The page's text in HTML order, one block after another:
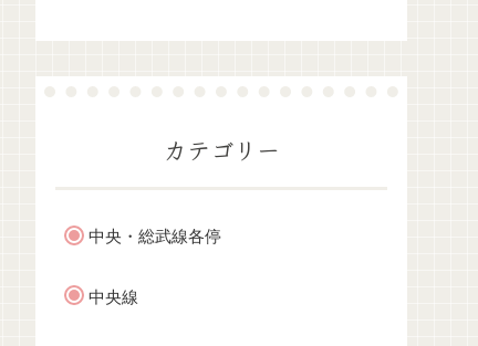
カテゴリー
中央・総武線各停
中央線